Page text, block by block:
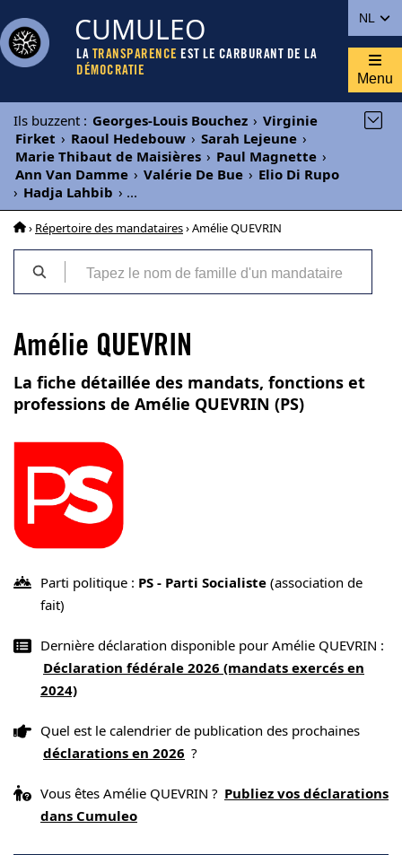
NL
CUMULEO
LA TRANSPARENCE EST LE CARBURANT DE LA
DÉMOCRATIE
Menu
Ils buzzent : Georges-Louis Bouchez › Virginie
Firket › Raoul Hedebouw › Sarah Lejeune ›
Marie Thibaut de Maisières › Paul Magnette ›
Ann Van Damme › Valérie De Bue › Elio Di Rupo
› Hadja Lahbib › ...
› Répertoire des mandataires› Amélie QUEVRIN
Amélie QUEVRIN
La fiche détaillée des mandats, fonctions et
professions de Amélie QUEVRIN (PS)
Parti politique : PS - Parti Socialiste (association de
fait)
Dernière déclaration disponible pour Amélie QUEVRIN :
Déclaration fédérale 2026 (mandats exercés en
2024)
Quel est le calendrier de publication des prochaines
déclarations en 2026 ?
Vous êtes Amélie QUEVRIN ? Publiez vos déclarations
dans Cumuleo